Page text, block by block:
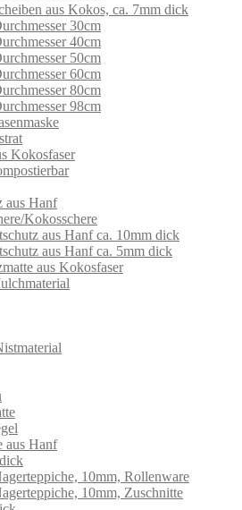
aus Kokos, ca. 7mm dick
30cm
40cm
50cm
60cm
80cm
98cm
Kokosfaser
aus Hanf
Kokosschere
aus Hanf ca. 10mm dick
aus Hanf ca. 5mm dick
aus Kokosfaser
aus Hanf
10mm, Rollenware
10mm, Zuschnitte